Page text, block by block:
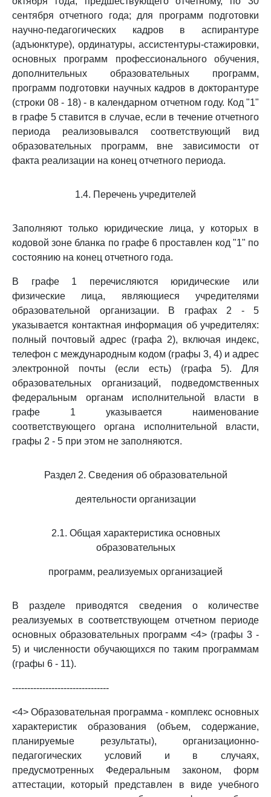
сентября отчетного года; для программ подготовки
научно-педагогических кадров в аспирантуре
(адъюнктуре), ординатуры, ассистентуры-стажировки,
основных программ профессионального обучения,
дополнительных образовательных программ,
программ подготовки научных кадров в докторантуре
(строки 08 - 18) - в календарном отчетном году. Код "1"
в графе 5 ставится в случае, если в течение отчетного
периода реализовывался соответствующий вид
образовательных программ, вне зависимости от
факта реализации на конец отчетного периода.
1.4. Перечень учредителей
Заполняют только юридические лица, у которых в
кодовой зоне бланка по графе 6 проставлен код "1" по
состоянию на конец отчетного года.
В графе 1 перечисляются юридические или
физические лица, являющиеся учредителями
образовательной организации. В графах 2 - 5
указывается контактная информация об учредителях:
полный почтовый адрес (графа 2), включая индекс,
телефон с международным кодом (графы 3, 4) и адрес
электронной почты (если есть) (графа 5). Для
образовательных организаций, подведомственных
федеральным органам исполнительной власти в
графе 1 указывается наименование
соответствующего органа исполнительной власти,
графы 2 - 5 при этом не заполняются.
Раздел 2. Сведения об образовательной
деятельности организации
2.1. Общая характеристика основных
образовательных
программ, реализуемых организацией
В разделе приводятся сведения о количестве
реализуемых в соответствующем отчетном периоде
основных образовательных программ <4> (графы 3 -
5) и численности обучающихся по таким программам
(графы 6 - 11).
--------------------------------
<4> Образовательная программа - комплекс основных
характеристик образования (объем, содержание,
планируемые результаты), организационно-
педагогических условий и в случаях,
предусмотренных Федеральным законом, форм
аттестации, который представлен в виде учебного